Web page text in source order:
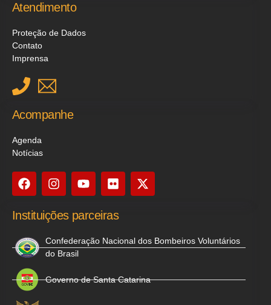
Atendimento
Proteção de Dados
Contato
Imprensa
Acompanhe
Agenda
Notícias
Instituições parceiras
Confederação Nacional dos Bombeiros Voluntários
do Brasil
Governo de Santa Catarina